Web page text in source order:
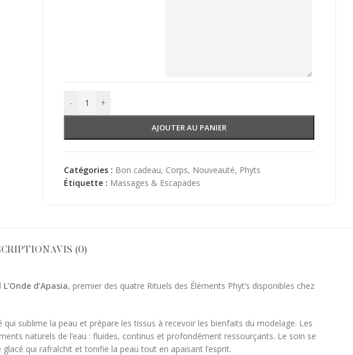
- +
AJOUTER AU PANIER
Catégories : Bon cadeau, Corps, Nouveauté, Phyts
Étiquette : Massages & Escapades
AVIS (0)
d’Apasia, premier des quatre Rituels des Éléments Phyt’s disponibles chez
qui sublime la peau et prépare les tissus à recevoir les bienfaits du modelage. Les
naturels de l’eau : fluides, continus et profondément ressourçants. Le soin se
glacé qui rafraîchit et tonifie la peau tout en apaisant l’esprit.